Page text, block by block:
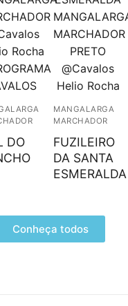
DO
MANGALARGA
MARCHADOR
FUZILEIRO
DA SANTA
ESMERALDA
Conheça todos